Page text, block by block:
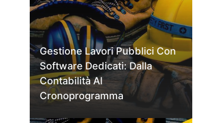
Gestione Lavori Pubblici Con
Software Dedicati: Dalla
Contabilità Al
Cronoprogramma